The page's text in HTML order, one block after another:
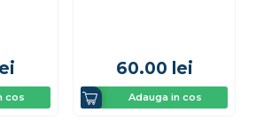
lei
cos
60.00 lei
Adauga in cos